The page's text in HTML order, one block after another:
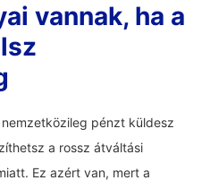
vannak, ha a
pénzt küldesz
a rossz átváltási
Ez azért van, mert a